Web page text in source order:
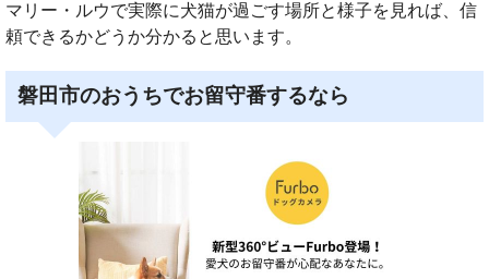
マリー・ルウで実際に犬猫が過ごす場所と様子を見れば、信
頼できるかどうか分かると思います。
磐田市のおうちでお留守番するなら